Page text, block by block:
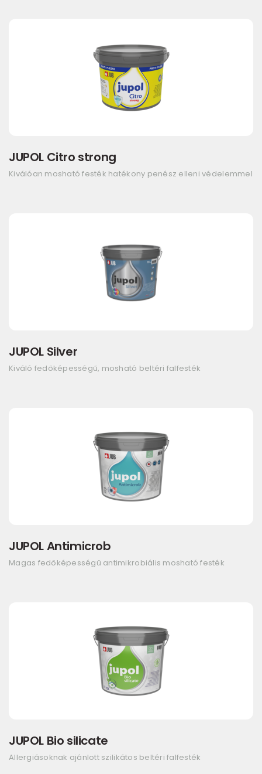
JUPOL Citro strong
Kiválóan mosható festék hatékony penész elleni védelemmel
JUPOL Silver
Kiváló fedőképességű, mosható beltéri falfesték
JUPOL Antimicrob
Magas fedőképességű antimikrobiális mosható festék
JUPOL Bio silicate
Allergiásoknak ajánlott szilikátos beltéri falfesték